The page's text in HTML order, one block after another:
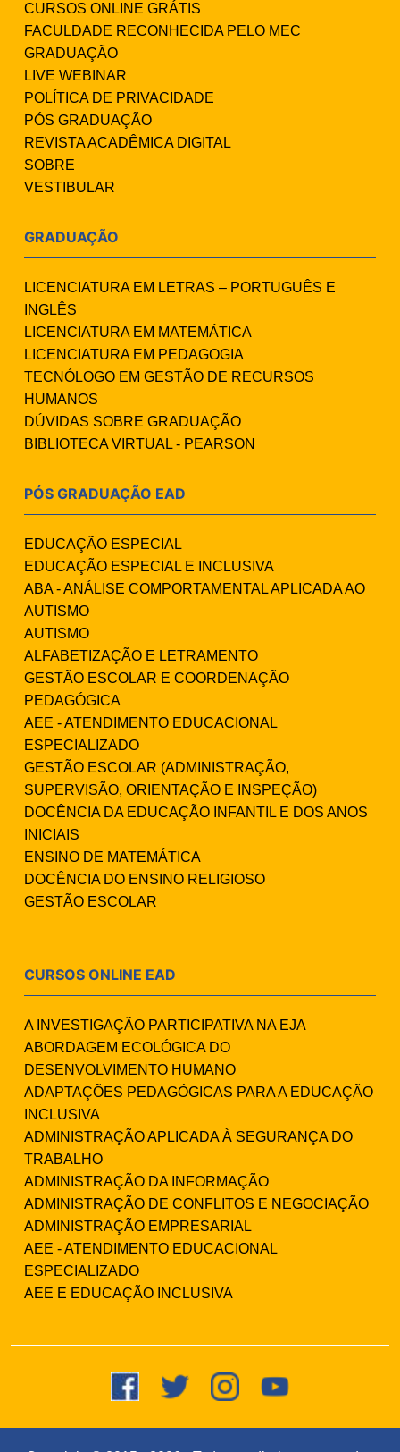
CURSOS ONLINE GRÁTIS
FACULDADE RECONHECIDA PELO MEC
GRADUAÇÃO
LIVE WEBINAR
POLÍTICA DE PRIVACIDADE
PÓS GRADUAÇÃO
REVISTA ACADÊMICA DIGITAL
SOBRE
VESTIBULAR
GRADUAÇÃO
LICENCIATURA EM LETRAS – PORTUGUÊS E
INGLÊS
LICENCIATURA EM MATEMÁTICA
LICENCIATURA EM PEDAGOGIA
TECNÓLOGO EM GESTÃO DE RECURSOS
HUMANOS
DÚVIDAS SOBRE GRADUAÇÃO
BIBLIOTECA VIRTUAL - PEARSON
PÓS GRADUAÇÃO EAD
EDUCAÇÃO ESPECIAL
EDUCAÇÃO ESPECIAL E INCLUSIVA
ABA - ANÁLISE COMPORTAMENTAL APLICADA AO
AUTISMO
AUTISMO
ALFABETIZAÇÃO E LETRAMENTO
GESTÃO ESCOLAR E COORDENAÇÃO
PEDAGÓGICA
AEE - ATENDIMENTO EDUCACIONAL
ESPECIALIZADO
GESTÃO ESCOLAR (ADMINISTRAÇÃO,
SUPERVISÃO, ORIENTAÇÃO E INSPEÇÃO)
DOCÊNCIA DA EDUCAÇÃO INFANTIL E DOS ANOS
INICIAIS
ENSINO DE MATEMÁTICA
DOCÊNCIA DO ENSINO RELIGIOSO
GESTÃO ESCOLAR
CURSOS ONLINE EAD
A INVESTIGAÇÃO PARTICIPATIVA NA EJA
ABORDAGEM ECOLÓGICA DO
DESENVOLVIMENTO HUMANO
ADAPTAÇÕES PEDAGÓGICAS PARA A EDUCAÇÃO
INCLUSIVA
ADMINISTRAÇÃO APLICADA À SEGURANÇA DO
TRABALHO
ADMINISTRAÇÃO DA INFORMAÇÃO
ADMINISTRAÇÃO DE CONFLITOS E NEGOCIAÇÃO
ADMINISTRAÇÃO EMPRESARIAL
AEE - ATENDIMENTO EDUCACIONAL
ESPECIALIZADO
AEE E EDUCAÇÃO INCLUSIVA